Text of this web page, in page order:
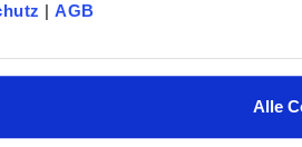
| AGB
Alle